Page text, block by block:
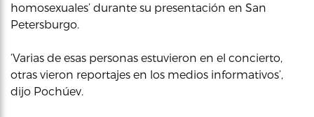
homosexuales’ durante su presentación en San
Petersburgo.
‘Varias de esas personas estuvieron en el concierto,
otras vieron reportajes en los medios informativos’,
dijo Pochúev.